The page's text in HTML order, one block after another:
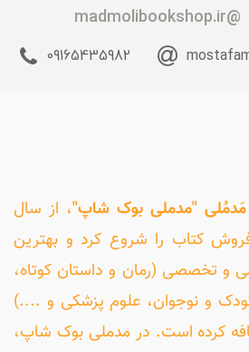
@madmolibookshop.ir
09165435982
مَدمُلی "مدملی بوک شاپ"، از سال
فروش کتاب را شروع کرد و بهترین
و تخصصی (رمان و داستان کوتاه،
و نوجوان، علوم پزشکی و ....)
کرده است. در مدملی بوک شاپ،